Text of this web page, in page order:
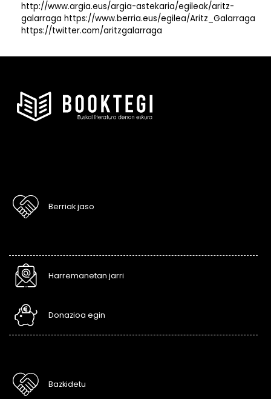
http://www.argia.eus/argia-astekaria/egileak/aritz-
galarraga https://www.berria.eus/egilea/Aritz_Galarraga
https://twitter.com/aritzgalarraga
Berriak jaso
Harremanetan jarri
Donazioa egin
Bazkidetu